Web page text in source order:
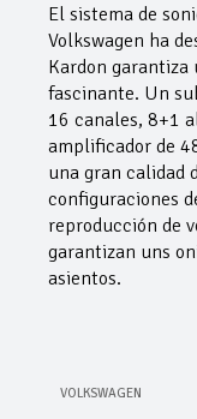
El sistema de
Volkswagen ha
Kardon
fascinante. Un
16 canales, 8+1
amplificador de
una gran calidad
configuraciones
reproducción de
garantizan uns
asientos.
VOLKSWAGEN